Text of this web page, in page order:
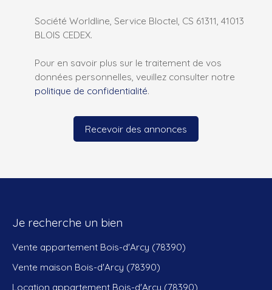
Société Worldline, Service Bloctel, CS 61311, 41013
BLOIS CEDEX.
Pour en savoir plus sur le traitement de vos
données personnelles, veuillez consulter notre
politique de confidentialité.
Recevoir des annonces
Je recherche un bien
Vente appartement Bois-d'Arcy (78390)
Vente maison Bois-d'Arcy (78390)
Location appartement Bois-d'Arcy (78390)